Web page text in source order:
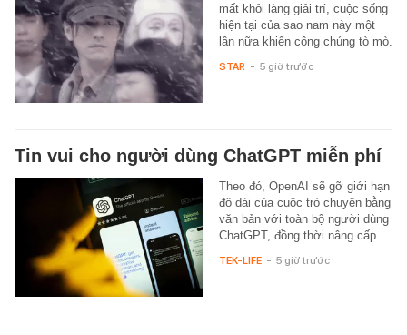
mất khỏi làng giải trí, cuộc sống
hiện tại của sao nam này một
lần nữa khiến công chúng tò mò.
STAR - 5 giờ trước
Tin vui cho người dùng ChatGPT miễn phí
Theo đó, OpenAI sẽ gỡ giới hạn
độ dài của cuộc trò chuyện bằng
văn bản với toàn bộ người dùng
ChatGPT, đồng thời nâng cấp…
TEK-LIFE - 5 giờ trước